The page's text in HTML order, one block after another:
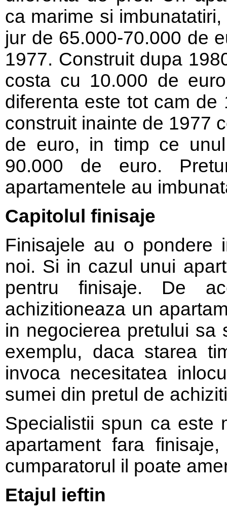
ca marime si
jur de 65.000-70.000 de
1977. Construit dupa
costa cu 10.000 de
diferenta este tot cam de
construit inainte de 1977
de euro, in timp ce
90.000 de euro.
apartamentele au
Capitolul finisaje
Finisajele au o pondere
noi. Si in cazul unui
pentru finisaje. De
achizitioneaza un
in negocierea pretului sa
exemplu, daca starea
invoca necesitatea
sumei din pretul de
Specialistii spun ca este
apartament fara
cumparatorul il poate
Etajul ieftin